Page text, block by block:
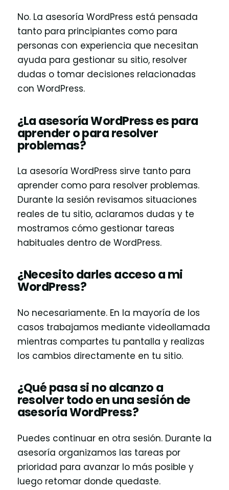
No. La asesoría WordPress está pensada
tanto para principiantes como para
personas con experiencia que necesitan
ayuda para gestionar su sitio, resolver
dudas o tomar decisiones relacionadas
con WordPress.
¿La asesoría WordPress es para
aprender o para resolver
problemas?
La asesoría WordPress sirve tanto para
aprender como para resolver problemas.
Durante la sesión revisamos situaciones
reales de tu sitio, aclaramos dudas y te
mostramos cómo gestionar tareas
habituales dentro de WordPress.
¿Necesito darles acceso a mi
WordPress?
No necesariamente. En la mayoría de los
casos trabajamos mediante videollamada
mientras compartes tu pantalla y realizas
los cambios directamente en tu sitio.
¿Qué pasa si no alcanzo a
resolver todo en una sesión de
asesoría WordPress?
Puedes continuar en otra sesión. Durante la
asesoría organizamos las tareas por
prioridad para avanzar lo más posible y
luego retomar donde quedaste.